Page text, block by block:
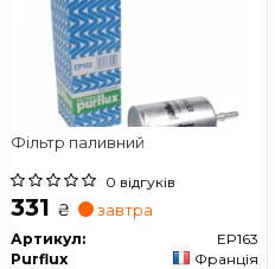
Фільтр паливний
0 відгуків
331 ₴ завтра
Артикул:
EP163
Purflux
Франція